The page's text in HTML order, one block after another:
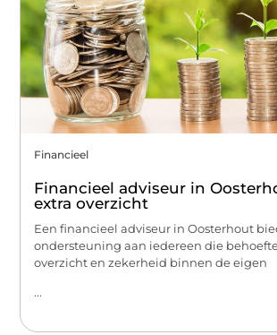
Financieel
Financieel adviseur in
extra overzicht
Een financieel adviseur in Oosterhout
ondersteuning aan iedereen die
overzicht en zekerheid binnen de eigen
...